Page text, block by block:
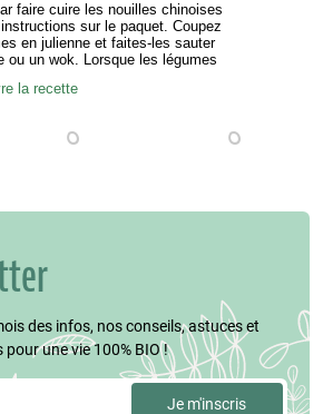
faire cuire les nouilles chinoises
sur le paquet. Coupez
en julienne et faites-les sauter
ou un wok. Lorsque les légumes
ajoutez les nouilles, la sauce
et la sauce soja. Faites sauter
la recette
des infos, nos conseils, astuces et
une vie 100% BIO !